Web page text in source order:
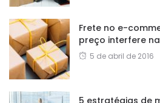
Frete no e-
preço interfere
5 de abril de 2016
5 estratégias de